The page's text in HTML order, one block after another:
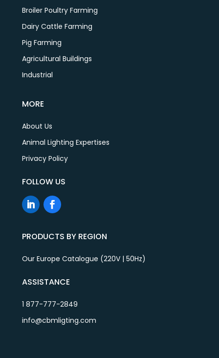
Broiler Poultry Farming
Dairy Cattle Farming
Pig Farming
Agricultural Buildings
Industrial
MORE
About Us
Animal Lighting Expertises
Privacy Policy
FOLLOW US
PRODUCTS BY REGION
Our Europe Catalogue (220V | 50Hz)
ASSISTANCE
1 877-777-2849
info@cbmligting.com